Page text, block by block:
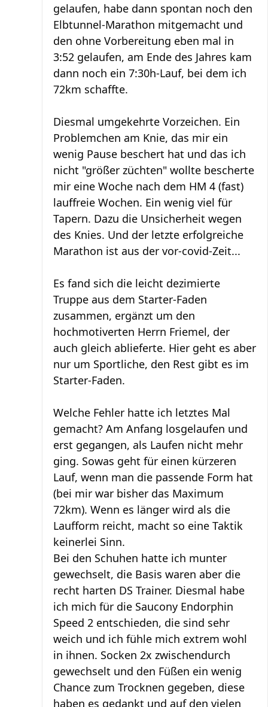
gelaufen, habe dann spontan noch den
Elbtunnel-Marathon mitgemacht und
den ohne Vorbereitung eben mal in
3:52 gelaufen, am Ende des Jahres kam
dann noch ein 7:30h-Lauf, bei dem ich
72km schaffte.
Diesmal umgekehrte Vorzeichen. Ein
Problemchen am Knie, das mir ein
wenig Pause beschert hat und das ich
nicht "größer züchten" wollte bescherte
mir eine Woche nach dem HM 4 (fast)
lauffreie Wochen. Ein wenig viel für
Tapern. Dazu die Unsicherheit wegen
des Knies. Und der letzte erfolgreiche
Marathon ist aus der vor-covid-Zeit...
Es fand sich die leicht dezimierte
Truppe aus dem Starter-Faden
zusammen, ergänzt um den
hochmotiverten Herrn Friemel, der
auch gleich ablieferte. Hier geht es aber
nur um Sportliche, den Rest gibt es im
Starter-Faden.
Welche Fehler hatte ich letztes Mal
gemacht? Am Anfang losgelaufen und
erst gegangen, als Laufen nicht mehr
ging. Sowas geht für einen kürzeren
Lauf, wenn man die passende Form hat
(bei mir war bisher das Maximum
72km). Wenn es länger wird als die
Laufform reicht, macht so eine Taktik
keinerlei Sinn.
Bei den Schuhen hatte ich munter
gewechselt, die Basis waren aber die
recht harten DS Trainer. Diesmal habe
ich mich für die Saucony Endorphin
Speed 2 entschieden, die sind sehr
weich und ich fühle mich extrem wohl
in ihnen. Socken 2x zwischendurch
gewechselt und den Füßen ein wenig
Chance zum Trocknen gegeben, diese
haben es gedankt und auf den vielen